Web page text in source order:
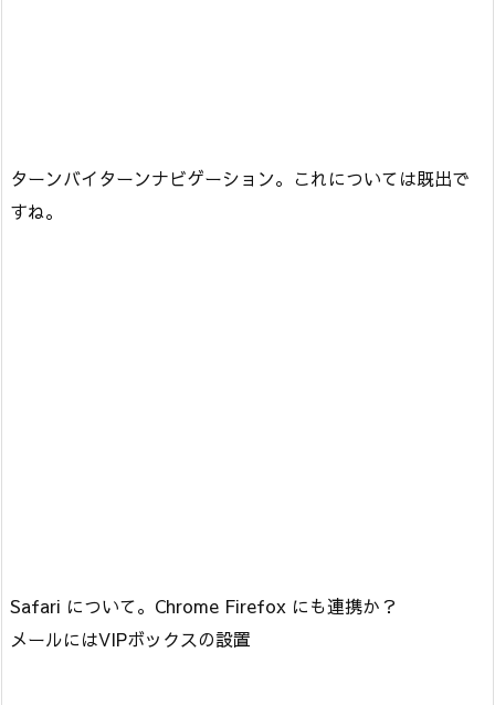
ターンバイターンナビゲーション。これについては既出で
すね。
Safari について。Chrome Firefox にも連携か？
メールにはVIPボックスの設置